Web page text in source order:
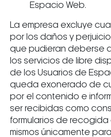
Espacio Web.
La empresa excluye
por los daños y
que pudieran deberse
los servicios de libre
de los Usuarios de
queda exonerado de
por el contenido e
ser recibidas como
formularios de
mismos únicamente